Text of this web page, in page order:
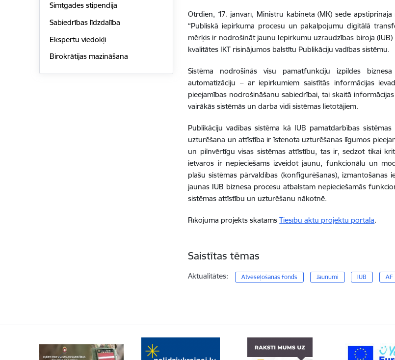
Simtgades stipendija
Sabiedrības līdzdalība
Ekspertu viedokļi
Birokrātijas mazināšana
Otrdien, 17. janvārī, Ministru kabineta (MK) sēdē
“Publiskā iepirkuma procesu un pakalpojumu digitālā
mērķis ir nodrošināt jaunu Iepirkumu uzraudzības biroja
kvalitātes IKT risinājumos balstītu Publikāciju vadības sistēmu.
Sistēma nodrošinās visu pamatfunkciju izpildes
automatizāciju – ar iepirkumiem saistītās informācijas
pieejamības nodrošināšanu sabiedrībai, tai skaitā
vairākās sistēmās un darba vidi sistēmas lietotājiem.
Publikāciju vadības sistēma kā IUB pamatdarbības
uzturēšana un attīstība ir īstenota uzturēšanas līgumos
un pilnvērtīgu visas sistēmas attīstību, tas ir, sedzot tikai
ietvaros ir nepieciešams izveidot jaunu, funkcionālu un
plašu sistēmas pārvaldības (konfigurēšanas),
jaunas IUB biznesa procesu atbalstam nepieciešamās
sistēmas attīstību un uzturēšanu nākotnē.
Rīkojuma projekts skatāmsTiesību aktu projektu portālā.
Saistītas tēmas
Aktualitātes: Atveseļošanas fonds Jaunumi IUB AF